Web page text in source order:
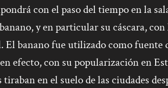
con el paso del tiempo en la
y en particular su cáscara,
El banano fue utilizado como fuente
efecto, con su popularización en
tiraban en el suelo de las ciudades